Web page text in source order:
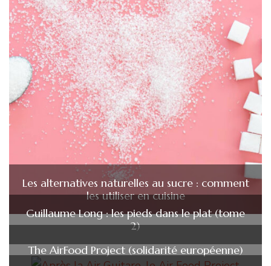
Les alternatives naturelles au sucre : comment
les utiliser en cuisine
Guillaume Long : les pieds dans le plat (tome
2)
The AirFood Project (solidarité européenne)